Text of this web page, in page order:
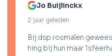
Jo Buijlinckx
jaar geleden
dsp rosmalen geweest .voor
bij hun maar 1sfeerhaard Ze